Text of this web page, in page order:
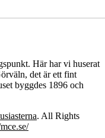
Här har vi huserat
det är ett fint
byggdes 1896 och
. All Rights